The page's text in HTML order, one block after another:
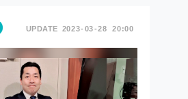
2023 03 28 20:00